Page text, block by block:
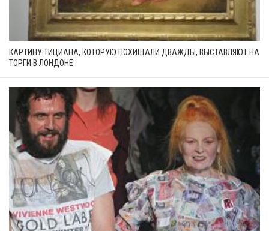
КАРТИНУ ТИЦИАНА, КОТОРУЮ ПОХИЩАЛИ ДВАЖДЫ, ВЫСТАВЛЯЮТ НА
ТОРГИ В ЛОНДОНЕ